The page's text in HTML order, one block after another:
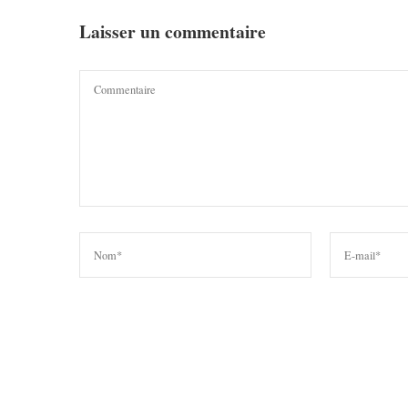
Laisser un commentaire